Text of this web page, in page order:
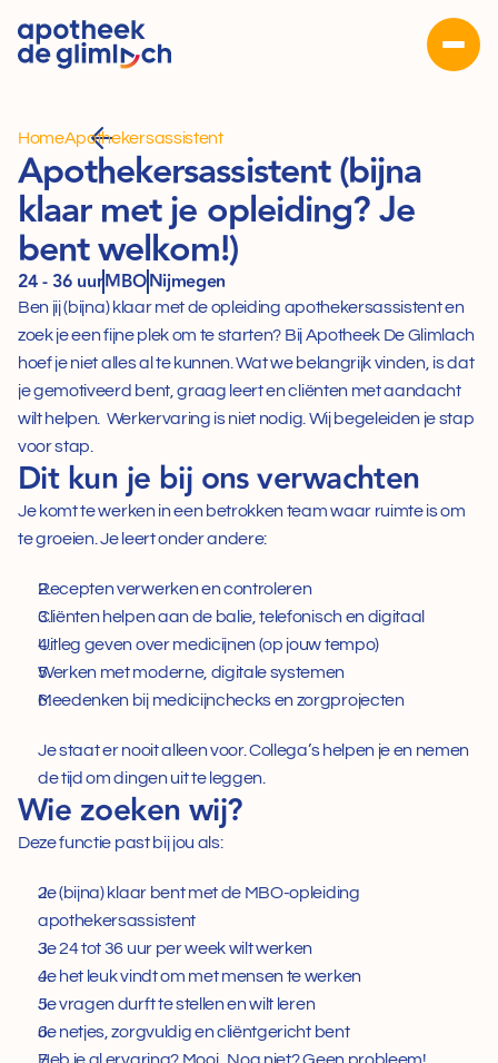
HomeApothekersassistent
Apothekersassistent (bijna
klaar met je opleiding? Je
bent welkom!)
24 - 36 uurMBONijmegen
Ben jij (bijna) klaar met de opleiding apothekersassistent en
zoek je een fijne plek om te starten? Bij Apotheek De Glimlach
hoef je niet alles al te kunnen. Wat we belangrijk vinden, is dat
je gemotiveerd bent, graag leert en cliënten met aandacht
wilt helpen.  Werkervaring is niet nodig. Wij begeleiden je stap
voor stap.
Dit kun je bij ons verwachten
Je komt te werken in een betrokken team waar ruimte is om
te groeien. Je leert onder andere:
Recepten verwerken en controleren
Cliënten helpen aan de balie, telefonisch en digitaal
Uitleg geven over medicijnen (op jouw tempo)
Werken met moderne, digitale systemen
Meedenken bij medicijnchecks en zorgprojecten
Je staat er nooit alleen voor. Collega’s helpen je en nemen
de tijd om dingen uit te leggen.
Wie zoeken wij?
Deze functie past bij jou als:
Je (bijna) klaar bent met de MBO-opleiding
apothekersassistent
Je 24 tot 36 uur per week wilt werken
Je het leuk vindt om met mensen te werken
Je vragen durft te stellen en wilt leren
Je netjes, zorgvuldig en cliëntgericht bent